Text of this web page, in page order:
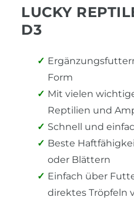
LUCKY
D3
Form
Mit vielen
Reptilien und
Schnell und
Beste
oder Blättern
Einfach über
direktes Tröpfeln